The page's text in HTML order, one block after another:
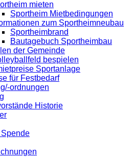
mieten
Sportheim Mietbedingungen
zum Sportheimneubau
Sportheimbrand
Bautagebuch Sportheimbau
der Gemeinde
bespielen
Sportanlage
für Festbedarf
ordnungen
Historie